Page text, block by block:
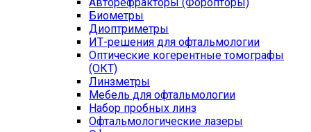
Биометры
Диоптриметры
ИТ-решения для офтальмологии
Оптические когерентные томографы
(ОКТ)
Линзметры
Мебель для офтальмологии
Набор пробных линз
Офтальмологические лазеры